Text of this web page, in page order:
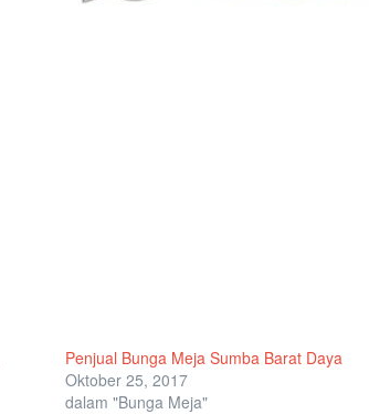
Penjual Bunga Meja Sumba Barat Daya
Oktober 25, 2017
dalam "Bunga Meja"